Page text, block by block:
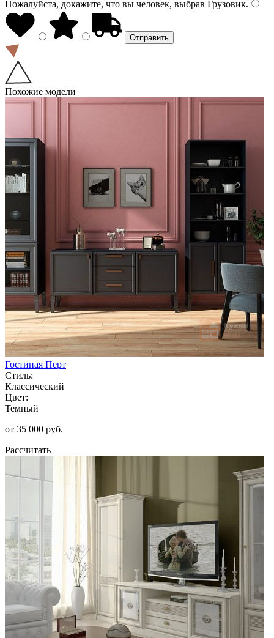
Пожалуйста, докажите, что вы человек, выбрав Грузовик.
Похожие модели
Гостиная Перт
Стиль:
Классический
Цвет:
Темный
от 35 000 руб.
Рассчитать